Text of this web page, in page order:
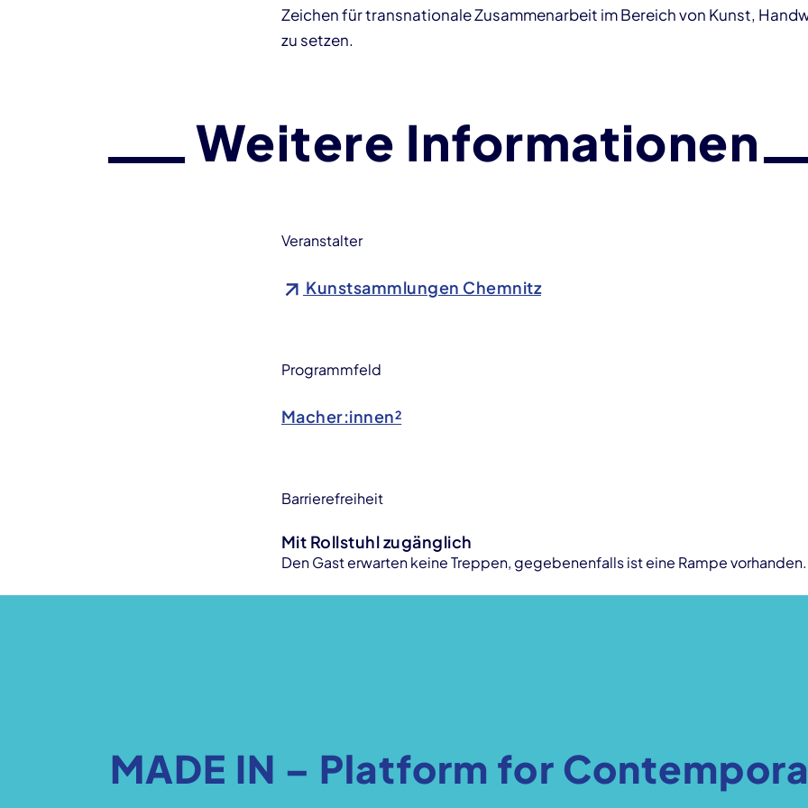
Zeichen für transnationale Zusammenarbeit im Bereich von Kunst,
zu setzen.
Weitere Informationen
Veranstalter
Kunstsammlungen Chemnitz
Programmfeld
Macher:innen²
Barrierefreiheit
Mit Rollstuhl zugänglich
Den Gast erwarten keine Treppen, gegebenenfalls ist eine Rampe vorhanden.
MADE IN – Platform for